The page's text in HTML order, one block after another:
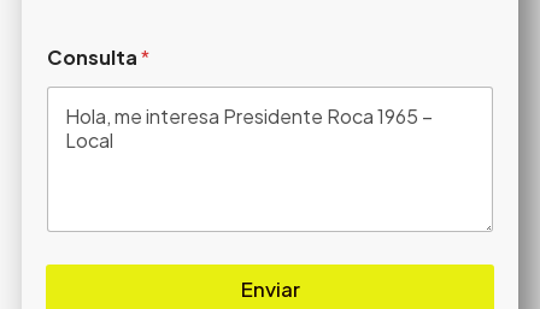
Consulta*
Enviar